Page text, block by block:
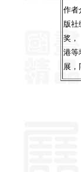
作者
版社
奖，
港等
展，